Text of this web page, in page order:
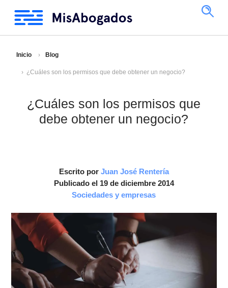
Inicio Blog
¿Cuáles son los permisos que debe obtener un negocio?
¿Cuáles son los permisos que
debe obtener un negocio?
Escrito por Juan José Rentería
Publicado el 19 de diciembre 2014
Sociedades y empresas